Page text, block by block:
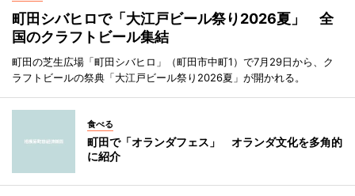
町田シバヒロで「大江戸ビール祭り2026夏」 全
国のクラフトビール集結
町田の芝生広場「町田シバヒロ」（町田市中町1）で7月29日から、ク
ラフトビールの祭典「大江戸ビール祭り2026夏」が開かれる。
食べる
町田で「オランダフェス」 オランダ文化を多角的
に紹介